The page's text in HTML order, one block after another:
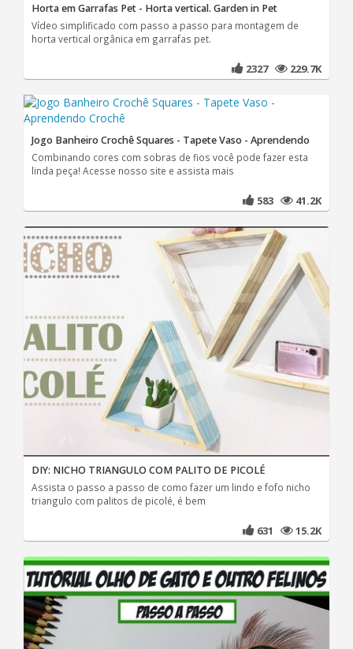
Horta em Garrafas Pet - Horta vertical. Garden in Pet
Vídeo simplificado com passo a passo para montagem de
horta vertical orgânica em garrafas pet.
2327 229.7K
Jogo Banheiro Crochê Squares - Tapete Vaso - Aprendendo
Combinando cores com sobras de fios você pode fazer esta
linda peça! Acesse nosso site e assista mais
583 41.2K
DIY: NICHO TRIANGULO COM PALITO DE PICOLÉ
Assista o passo a passo de como fazer um lindo e fofo nicho
triangulo com palitos de picolé, é bem
631 15.2K